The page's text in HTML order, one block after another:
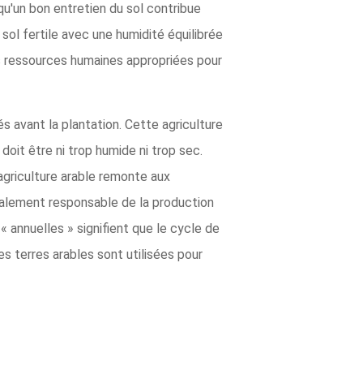
bon entretien du sol contribue
fertile avec une humidité équilibrée
humaines appropriées pour
avant la plantation. Cette agriculture
être ni trop humide ni trop sec.
arable remonte aux
responsable de la production
annuelles » signifient que le cycle de
terres arables sont utilisées pour